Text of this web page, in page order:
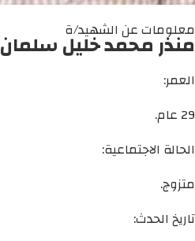
معلومات عن الشهيد/ة
منذر محمد خليل سلمان
العمر:
29 عام.
الحالة الاجتماعية:
متزوج.
تاريخ الحدث: